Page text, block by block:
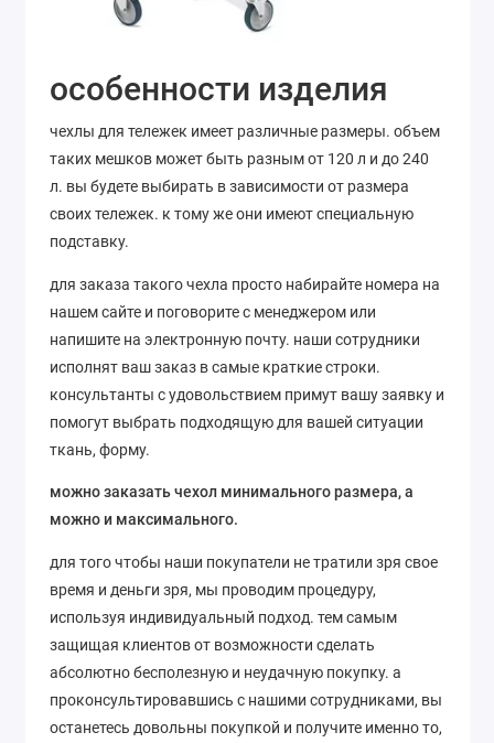
особенности изделия
чехлы для тележек имеет различные размеры. объем
таких мешков может быть разным от 120 л и до 240
л. вы будете выбирать в зависимости от размера
своих тележек. к тому же они имеют специальную
подставку.
для заказа такого чехла просто набирайте номера на
нашем сайте и поговорите с менеджером или
напишите на электронную почту. наши сотрудники
исполнят ваш заказ в самые краткие строки.
консультанты с удовольствием примут вашу заявку и
помогут выбрать подходящую для вашей ситуации
ткань, форму.
можно заказать чехол минимального размера, а
можно и максимального.
для того чтобы наши покупатели не тратили зря свое
время и деньги зря, мы проводим процедуру,
используя индивидуальный подход. тем самым
защищая клиентов от возможности сделать
абсолютно бесполезную и неудачную покупку. а
проконсультировавшись с нашими сотрудниками, вы
останетесь довольны покупкой и получите именно то,